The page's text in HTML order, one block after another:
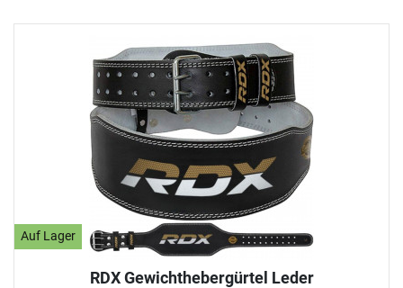
Auf Lager
RDX Gewichthebergürtel Leder